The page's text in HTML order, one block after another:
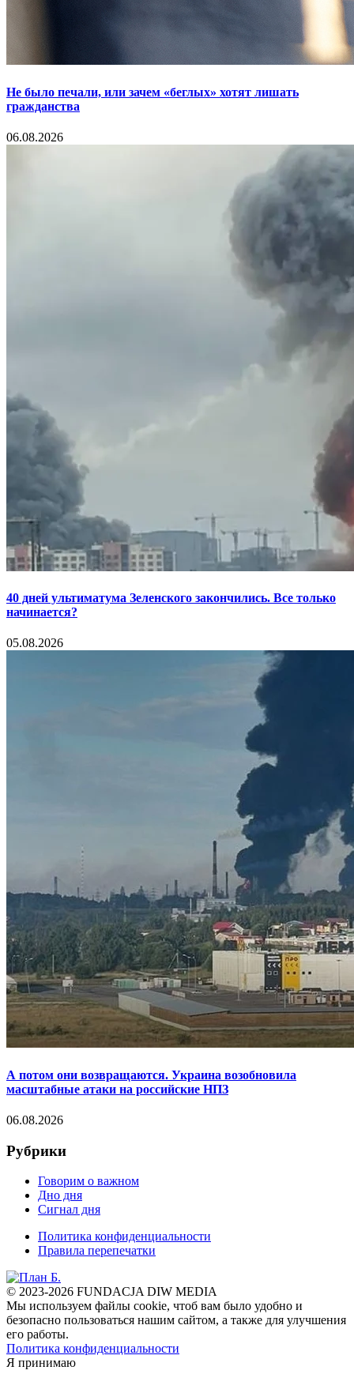
Не было печали, или зачем «беглых» хотят лишать
гражданства
06.08.2026
40 дней ультиматума Зеленского закончились. Все только
начинается?
05.08.2026
А потом они возвращаются. Украина возобновила
масштабные атаки на российские НПЗ
06.08.2026
Рубрики
Говорим о важном
Дно дня
Сигнал дня
Политика конфиденциальности
Правила перепечатки
© 2023-2026 FUNDACJA DIW MEDIA
Мы используем файлы cookie, чтоб вам было удобно и
безопасно пользоваться нашим сайтом, а также для улучшения
его работы.
Политика конфиденциальности
Я принимаю